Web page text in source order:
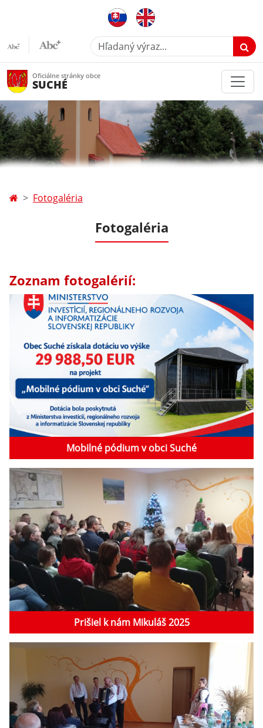
Hľadaný výraz...
Oficiálne stránky obce
SUCHÉ
Fotogaléria
Fotogaléria
Zoznam fotogalérií:
Mobilné pódium v obci Suché
Prišiel k nám Mikuláš 2025